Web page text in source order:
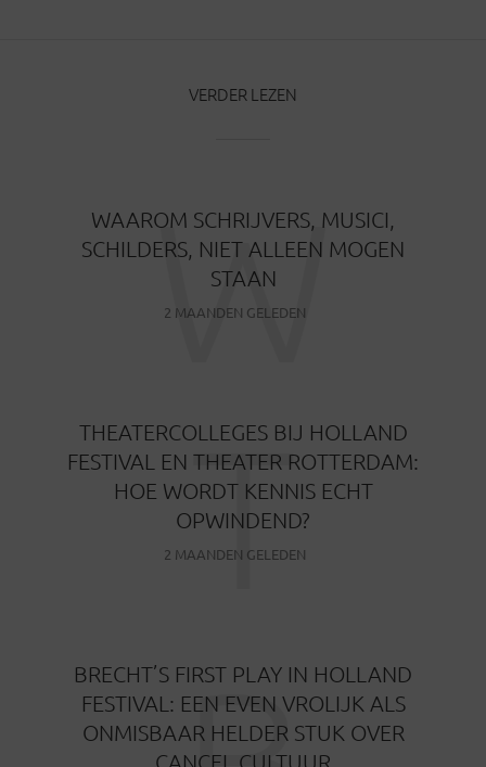
VERDER LEZEN
WAAROM SCHRIJVERS, MUSICI,
SCHILDERS, NIET ALLEEN MOGEN
STAAN
2 MAANDEN GELEDEN
W
THEATERCOLLEGES BIJ HOLLAND
FESTIVAL EN THEATER ROTTERDAM:
HOE WORDT KENNIS ECHT
OPWINDEND?
2 MAANDEN GELEDEN
T
BRECHT’S FIRST PLAY IN HOLLAND
FESTIVAL: EEN EVEN VROLIJK ALS
ONMISBAAR HELDER STUK OVER
CANCEL CULTUUR